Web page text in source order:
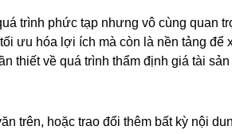
trình phức tạp nhưng vô cùng quan
ưu hóa lợi ích mà còn là nền tảng
thiết về quá trình thẩm định giá tài
trên, hoặc trao đổi thêm bất kỳ nội